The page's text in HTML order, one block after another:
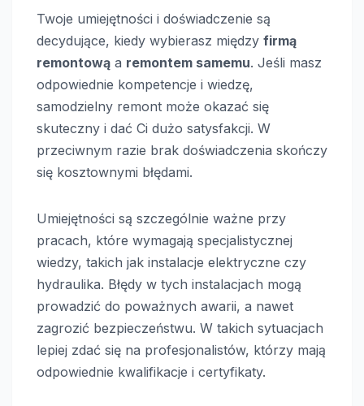
Twoje umiejętności i doświadczenie są
decydujące, kiedy wybierasz między firmą
remontową a remontem samemu. Jeśli masz
odpowiednie kompetencje i wiedzę,
samodzielny remont może okazać się
skuteczny i dać Ci dużo satysfakcji. W
przeciwnym razie brak doświadczenia skończy
się kosztownymi błędami.
Umiejętności są szczególnie ważne przy
pracach, które wymagają specjalistycznej
wiedzy, takich jak instalacje elektryczne czy
hydraulika. Błędy w tych instalacjach mogą
prowadzić do poważnych awarii, a nawet
zagrozić bezpieczeństwu. W takich sytuacjach
lepiej zdać się na profesjonalistów, którzy mają
odpowiednie kwalifikacje i certyfikaty.